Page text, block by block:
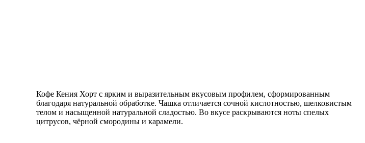
Кофе Кения Хорт с ярким и выразительным вкусовым профилем, сформированным
благодаря натуральной обработке. Чашка отличается сочной кислотностью, шелковистым
телом и насыщенной натуральной сладостью. Во вкусе раскрываются ноты спелых
цитрусов, чёрной смородины и карамели.